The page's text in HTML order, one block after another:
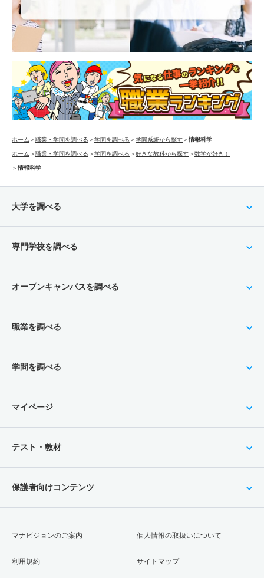
ホーム ＞職業・学問を調べる ＞学問を調べる ＞学問系統から探す＞情報科学
ホーム ＞職業・学問を調べる ＞学問を調べる ＞好きな教科から探す＞数学が好き！
＞情報科学
大学を調べる
専門学校を調べる
オープンキャンパスを調べる
職業を調べる
学問を調べる
マイページ
テスト・教材
保護者向けコンテンツ
マナビジョンのご案内
利用規約
個人情報の取扱いについて
サイトマップ